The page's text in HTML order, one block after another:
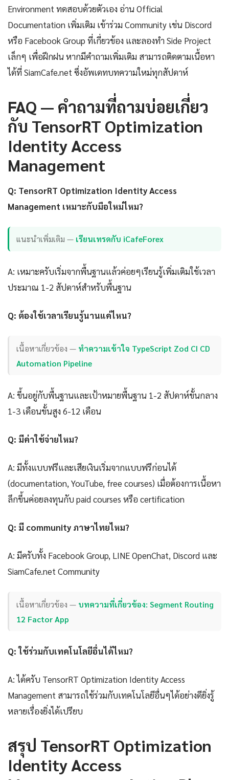
Environment ทดสอบด้วยตัวเอง อ่าน Official
Documentation เพิ่มเติม เข้าร่วม Community เช่น Discord
หรือ Facebook Group ที่เกี่ยวข้อง และลองทำ Side Project
เล็กๆ เพื่อฝึกฝน หากมีคำถามเพิ่มเติม สามารถติดตามเนื้อหา
ได้ที่ SiamCafe.net ซึ่งอัพเดทบทความใหม่ทุกสัปดาห์
FAQ — คำถามที่ถามบ่อยเกี่ยว
กับ TensorRT Optimization
Identity Access
Management
Q: TensorRT Optimization Identity Access
Management เหมาะกับมือใหม่ไหม?
แนะนำเพิ่มเติม — เรียนเทรดกับ iCafeForex
A: เหมาะครับเริ่มจากพื้นฐานแล้วค่อยๆเรียนรู้เพิ่มเติมใช้เวลา
ประมาณ 1-2 สัปดาห์สำหรับพื้นฐาน
Q: ต้องใช้เวลาเรียนรู้นานแค่ไหน?
เนื้อหาเกี่ยวข้อง — ทำความเข้าใจ TypeScript Zod CI CD
Automation Pipeline
A: ขึ้นอยู่กับพื้นฐานและเป้าหมายพื้นฐาน 1-2 สัปดาห์ขั้นกลาง
1-3 เดือนขั้นสูง 6-12 เดือน
Q: มีค่าใช้จ่ายไหม?
A: มีทั้งแบบฟรีและเสียเงินเริ่มจากแบบฟรีก่อนได้
(documentation, YouTube, free courses) เมื่อต้องการเนื้อหา
ลึกขึ้นค่อยลงทุนกับ paid courses หรือ certification
Q: มี community ภาษาไทยไหม?
A: มีครับทั้ง Facebook Group, LINE OpenChat, Discord และ
SiamCafe.net Community
เนื้อหาเกี่ยวข้อง — บทความที่เกี่ยวข้อง: Segment Routing
12 Factor App
Q: ใช้ร่วมกับเทคโนโลยีอื่นได้ไหม?
A: ได้ครับ TensorRT Optimization Identity Access
Management สามารถใช้ร่วมกับเทคโนโลยีอื่นๆได้อย่างดียิ่งรู้
หลายเรื่องยิ่งได้เปรียบ
สรุป TensorRT Optimization
Identity Access